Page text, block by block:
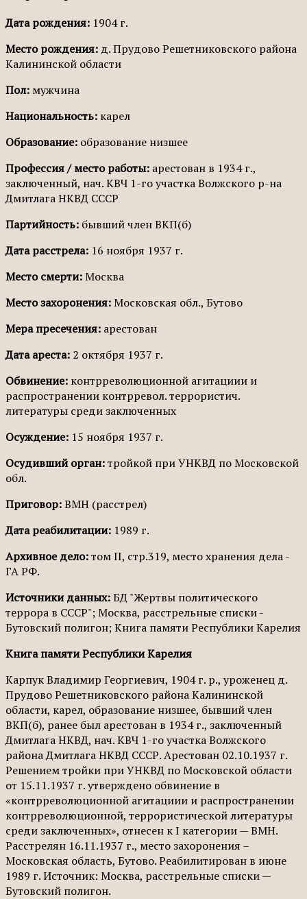
Дата рождения: 1904 г.
Место рождения: д. Прудово Решетниковского района
Калининской области
Пол: мужчина
Национальность: карел
Образование: образование низшее
Профессия / место работы: арестован в 1934 г.,
заключенный, нач. КВЧ 1-го участка Волжского р-на
Дмитлага НКВД СССР
Партийность: бывший член ВКП(б)
Дата расстрела: 16 ноября 1937 г.
Место смерти:Москва
Место захоронения:Московская обл., Бутово
Мера пресечения: арестован
Дата ареста: 2 октября 1937 г.
Обвинение: контрреволюционной агитациии и
распространении контрревол. террористич.
литературы среди заключенных
Осуждение: 15 ноября 1937 г.
Осудивший орган:тройкой при УНКВД по Московской
обл.
Приговор:ВМН (расстрел)
Дата реабилитации: 1989 г.
Архивное дело:том II, стр.319, место хранения дела -
ГА РФ.
Источники данных:БД "Жертвы политического
террора в СССР"; Москва, расстрельные списки -
Бутовский полигон; Книга памяти Республики Карелия
Книга памяти Республики Карелия
Карпук Владимир Георгиевич, 1904 г. р., уроженец д.
Прудово Решетниковского района Калининской
области, карел, образование низшее, бывший член
ВКП(б), ранее был арестован в 1934 г., заключенный
Дмитлага НКВД, нач. КВЧ 1-го участка Волжского
района Дмитлага НКВД СССР. Арестован 02.10.1937 г.
Решением тройки при УНКВД по Московской области
от 15.11.1937 г. утверждено обвинение в
«контрреволюционной агитациии и распространении
контрреволюционной, террористической литературы
среди заключенных», отнесен к I категории — ВМН.
Расстрелян 16.11.1937 г., место захоронения –
Московская область, Бутово. Реабилитирован в июне
1989 г. Источник: Москва, расстрельные списки —
Бутовский полигон.